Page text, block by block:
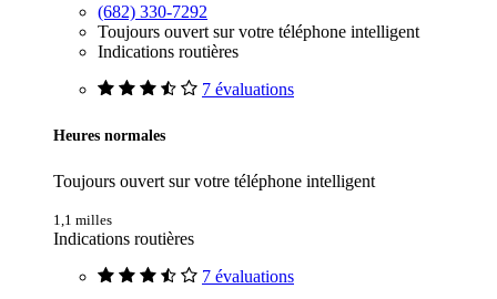
(682) 330-7292
Toujours ouvert sur votre téléphone intelligent
Indications routières
7 évaluations
Heures normales
Toujours ouvert sur votre téléphone intelligent
1,1 milles
Indications routières
7 évaluations